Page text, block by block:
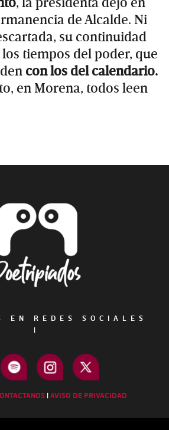
de Alcalde. Ni
su continuidad
tiempos del poder, que
con los del calendario.
en Morena, todos leen
EN REDES SOCIALES
|
|AVISO DE PRIVACIDAD